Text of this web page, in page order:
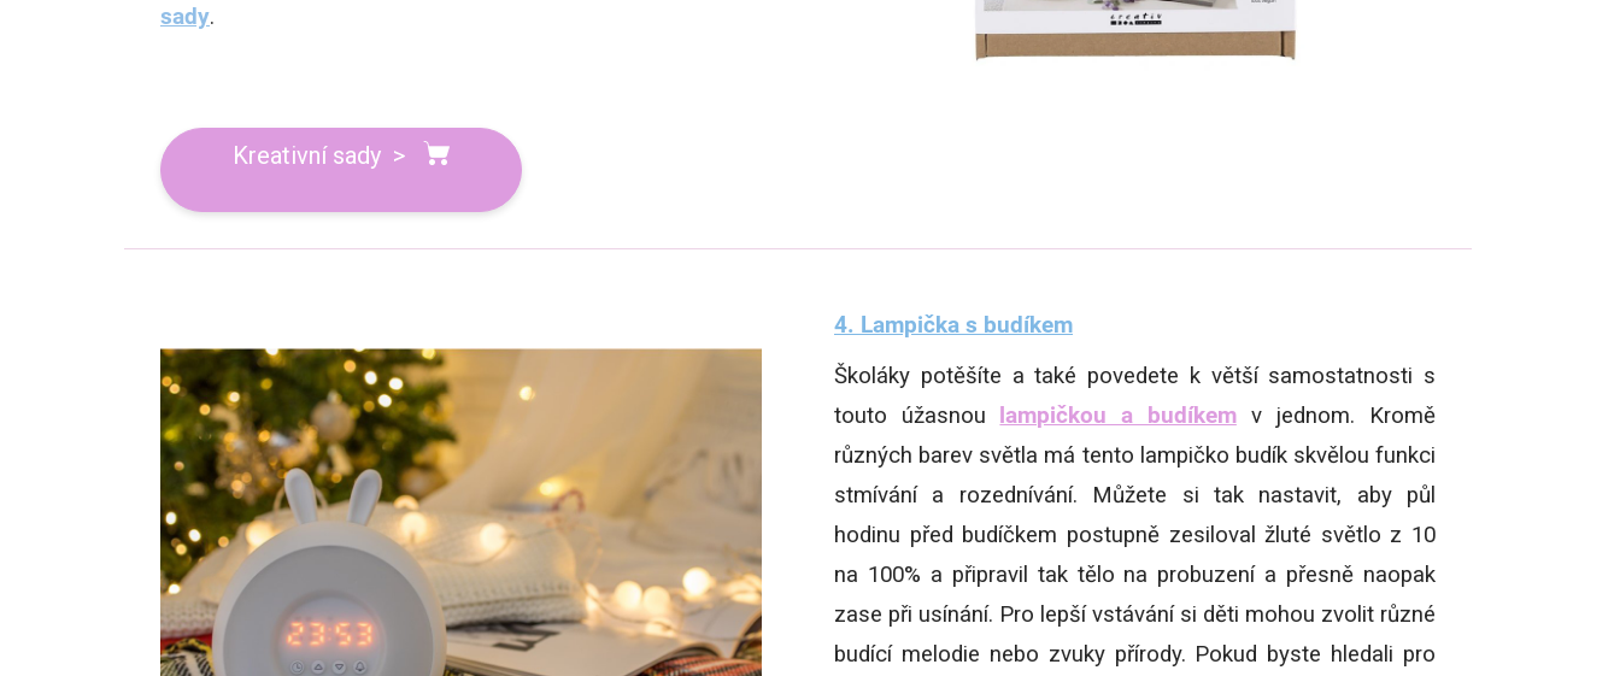
sady.
Kreativní sady >
4. Lampička s budíkem
Školáky potěšíte a také povedete k větší samostatnosti s
touto úžasnou
lampičkou a budíkemv jednom. Kromě
různých barev světla má tento lampičko budík skvělou funkci
stmívání a rozednívání. Můžete si tak nastavit, aby půl
hodinu před budíčkem postupně zesiloval žluté světlo z 10
na 100% a připravil tak tělo na probuzení a přesně naopak
zase při usínání. Pro lepší vstávání si děti mohou zvolit různé
budící melodie nebo zvuky přírody. Pokud byste hledali pro